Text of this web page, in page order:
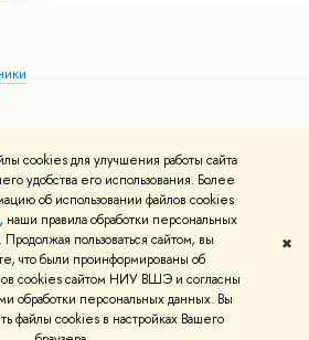
cookies для улучшения работы сайта
удобства его использования. Более
об использовании файлов cookies
, наши правила обработки персональных
. Продолжая пользоваться сайтом, вы
что были проинформированы об
cookies сайтом НИУ ВШЭ и согласны
обработки персональных данных. Вы
файлы cookies в настройках Вашего
✖
возможностями
использования материалов Адреса
разработаны вШколе дизайна НИУ ВШЭ